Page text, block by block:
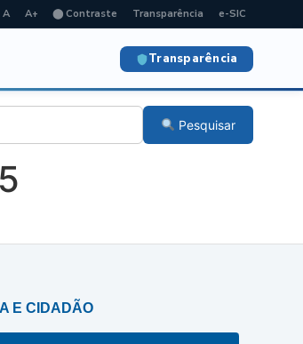
A A+ ⬤ Contraste Transparência e-SIC
Transparência
Pesquisar
E CIDADÃO